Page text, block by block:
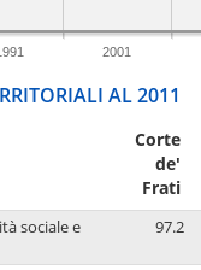
2001
AL 2011
Corte
de'
Frati
sociale e
97.2